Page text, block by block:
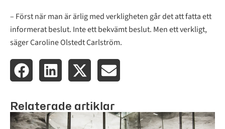
– Först när man är ärlig med verkligheten går det att fatta ett
informerat beslut. Inte ett bekvämt beslut. Men ett verkligt,
säger Caroline Olstedt Carlström.
Relaterade artiklar